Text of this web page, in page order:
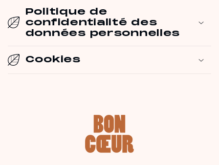
Politique de
confidentialité des
données personnelles
Cookies